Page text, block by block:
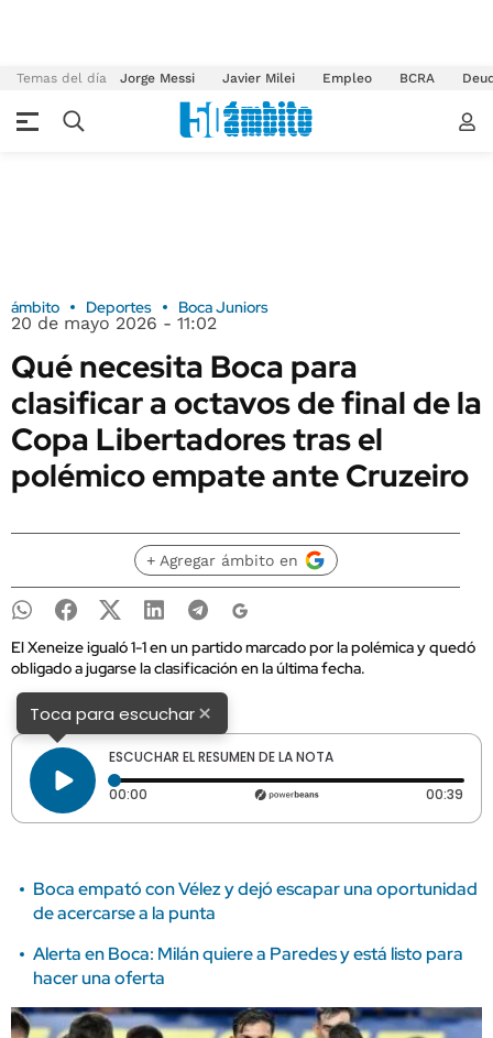
Temas del día Jorge Messi Javier Milei Empleo BCRA
ámbito Deportes Boca Juniors
20 de mayo 2026 - 11:02
Qué necesita Boca para
clasificar a octavos de final de la
Copa Libertadores tras el
polémico empate ante Cruzeiro
+ Agregar ámbito en
El Xeneize igualó 1-1 en un partido marcado por la polémica y quedó
obligado a jugarse la clasificación en la última fecha.
Toca para escuchar×
ESCUCHAR EL RESUMEN DE LA NOTA
00:00 Tiempo transcurrido: 0 segundos 00:39
Boca empató con Vélez y dejó escapar una oportunidad
de acercarse a la punta
Alerta en Boca: Milán quiere a Paredes y está listo para
hacer una oferta